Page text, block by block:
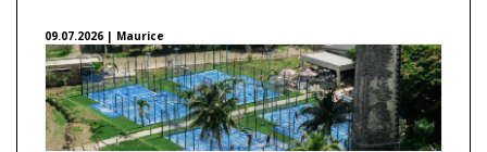
09.07.2026 | Maurice